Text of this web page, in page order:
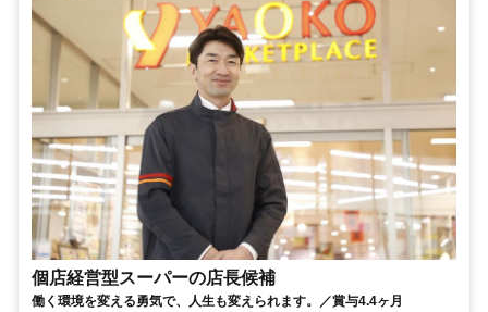
個店経営型スーパーの店長候補
働く環境を変える勇気で、人生も変えられます。／賞与4.4ヶ月